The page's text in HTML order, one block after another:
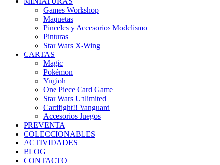
Games Workshop
Maquetas
Pinceles y Accesorios Modelismo
Pinturas
Star Wars X-Wing
CARTAS
Magic
Pokémon
Yugioh
One Piece Card Game
Star Wars Unlimited
Cardfight!! Vanguard
Accesorios Juegos
PREVENTA
COLECCIONABLES
ACTIVIDADES
BLOG
CONTACTO